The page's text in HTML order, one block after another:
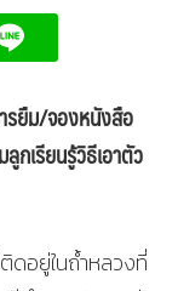
รยืม/จองหนังสือ
เรียนรู้วิธีเอาตัว
ดอยู่ในถ้ำหลวงที่